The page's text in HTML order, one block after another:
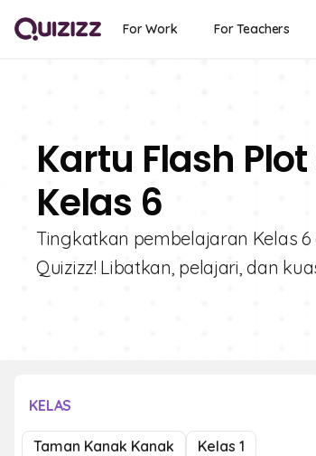
For Work For Teachers
Kartu Flash
Kelas 6
Tingkatkan pembelajaran Kelas
Quizizz! Libatkan, pelajari, dan
KELAS
Taman Kanak Kanak
Kelas 1